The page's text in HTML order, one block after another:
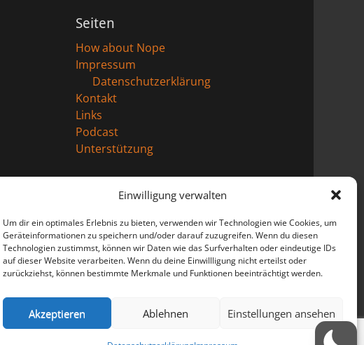
Einwilligung verwalten
Um dir ein optimales Erlebnis zu bieten, verwenden wir Technologien wie Cookies, um
Geräteinformationen zu speichern und/oder darauf zuzugreifen. Wenn du diesen
Technologien zustimmst, können wir Daten wie das Surfverhalten oder eindeutige IDs
auf dieser Website verarbeiten. Wenn du deine Einwillligung nicht erteilst oder
zurückziehst, können bestimmte Merkmale und Funktionen beeinträchtigt werden.
Akzeptieren Ablehnen Einstellungen ansehen
Seiten
How about Nope
Impressum
Datenschutzerklärung
Kontakt
Links
Podcast
Unterstützung